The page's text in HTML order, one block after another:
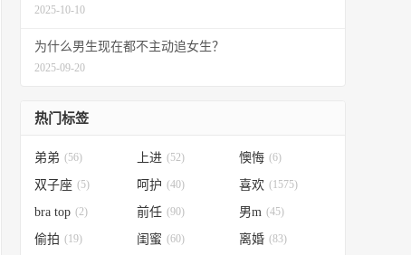
2025-10-10
为什么男生现在都不主动追女生？
2025-09-20
热门标签
弟弟 (56) 上进 (52) 懊悔 (6)
双子座 (5) 呵护 (40) 喜欢 (1575)
bra top (2) 前任 (90) 男m (45)
偷拍 (19) 闺蜜 (60) 离婚 (83)